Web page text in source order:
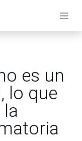
es un
lo que